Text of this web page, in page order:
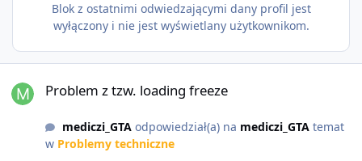
Blok z ostatnimi odwiedzającymi dany profil jest
wyłączony i nie jest wyświetlany użytkownikom.
Problem z tzw. loading freeze
mediczi_GTAodpowiedział(a) na mediczi_GTAtemat
w Problemy techniczne